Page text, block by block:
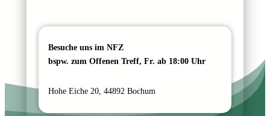
Besuche uns im NFZ
bspw. zum Offenen Treff, Fr. ab 18:00 Uhr
Hohe Eiche 20, 44892 Bochum